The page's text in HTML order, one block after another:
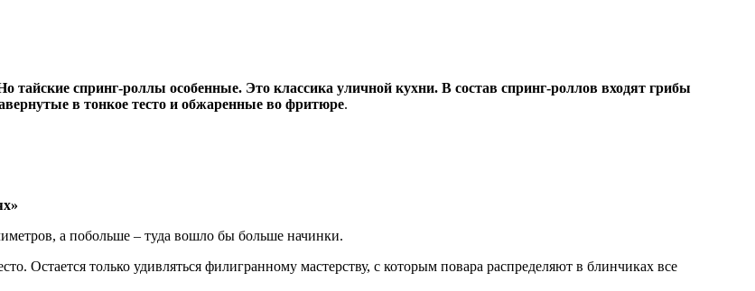
тайские спринг-роллы особенные. Это классика уличной кухни. В состав спринг-роллов входят грибы
в тонкое тесто и обжаренные во фритюре.
а побольше – туда вошло бы больше начинки.
Остается только удивляться филигранному мастерству, с которым повара распределяют в блинчиках все